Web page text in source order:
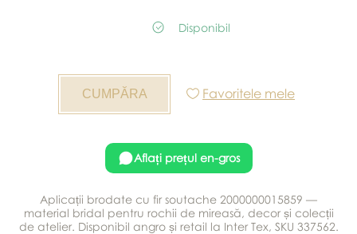
Disponibil
Favoritele mele
Aflați prețul en-gros
Aplicații brodate cu fir soutache 2000000015859 —
material bridal pentru rochii de mireasă, decor și colecții
de atelier. Disponibil angro și retail la Inter Tex, SKU 337562.